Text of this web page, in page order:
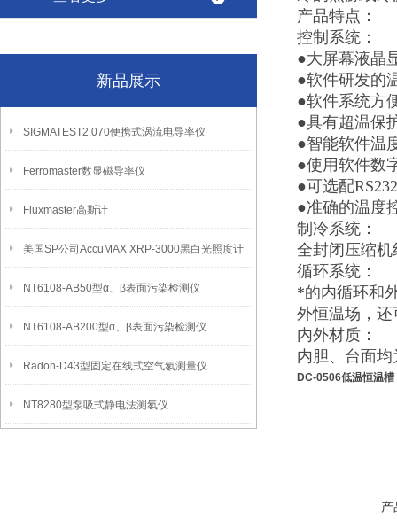
新品展示
SIGMATEST2.070便携式涡流电导率仪
Ferromaster数显磁导率仪
Fluxmaster高斯计
美国SP公司AccuMAX XRP-3000黑白光照度计
NT6108-AB50型α、β表面污染检测仪
NT6108-AB200型α、β表面污染检测仪
Radon-D43型固定在线式空气氡测量仪
NT8280型泵吸式静电法测氡仪
产品特点：
控制系统：
●大屏幕液晶
●软件研发的
●软件系统方
●具有超温保
●智能软件温
●使用软件数
●可选配
●准确的温度
制冷系统：
全封闭压缩
循环系统：
*的内循环和
外恒温场，
内外材质：
内胆、台面
DC-0506低温恒温槽
产